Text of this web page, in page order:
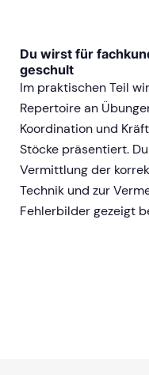
Du wirst für
geschult
Im praktischen Teil
Repertoire an
Koordination und
Stöcke präsentiert.
Vermittlung der
Technik und zur
Fehlerbilder gezeigt